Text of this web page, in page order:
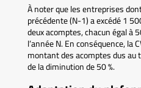
À noter que les entreprises
précédente (N-1) a excédé 1
deux acomptes, chacun égal à
l’année N. En conséquence, la
montant des acomptes dus
de la diminution de 50 %.